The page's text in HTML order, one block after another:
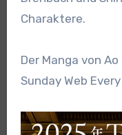
Charaktere.
Der Manga von
Sunday Web